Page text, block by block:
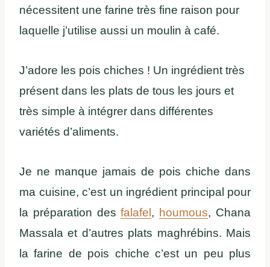
nécessitent une farine très fine raison pour
laquelle j’utilise aussi un moulin à café.
J’adore les pois chiches ! Un ingrédient très
présent dans les plats de tous les jours et
très simple à intégrer dans différentes
variétés d’aliments.
Je ne manque jamais de pois chiche dans
ma cuisine, c’est un ingrédient principal pour
la préparation desfalafel , houmous, Chana
Massala et d’autres plats maghrébins. Mais
la farine de pois chiche c’est un peu plus